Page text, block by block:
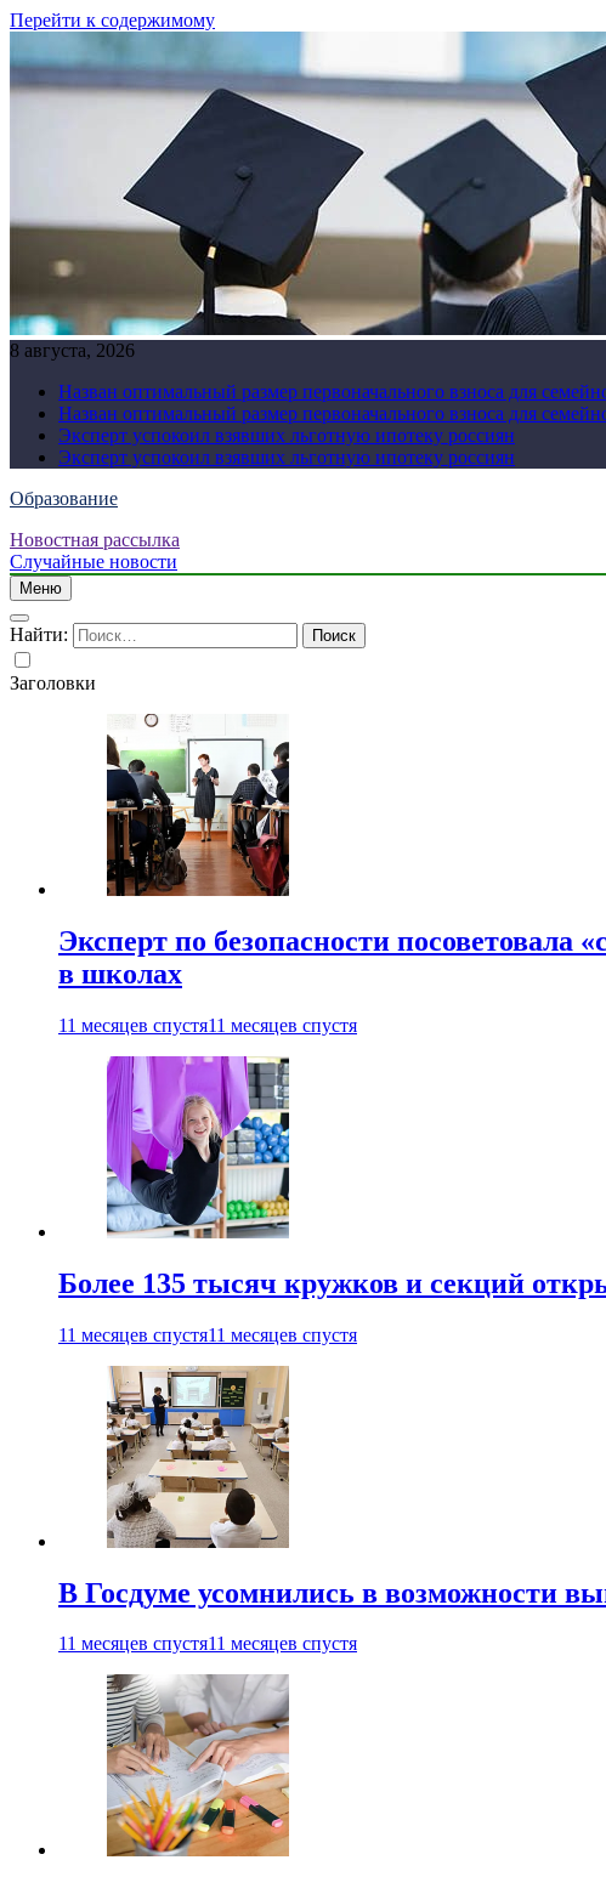
Перейти к содержимому
8 августа, 2026
Назван оптимальный размер первоначального взноса для
Назван оптимальный размер первоначального взноса для
Эксперт успокоил взявших льготную ипотеку россиян
Эксперт успокоил взявших льготную ипотеку россиян
Образование
Новостная рассылка
Случайные новости
Меню
Найти:
Заголовки
Эксперт по безопасности
в школах
11 месяцев спустя11 месяцев спустя
Более 135 тысяч кружков и секций
11 месяцев спустя11 месяцев спустя
В Госдуме усомнились в возможности
11 месяцев спустя11 месяцев спустя